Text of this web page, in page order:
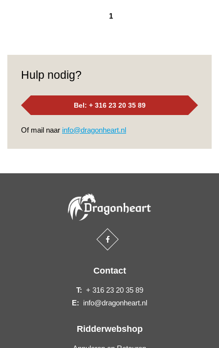
1
Hulp nodig?
Bel: + 316 23 20 35 89
Of mail naar info@dragonheart.nl
Contact
T: + 316 23 20 35 89
E: info@dragonheart.nl
Ridderwebshop